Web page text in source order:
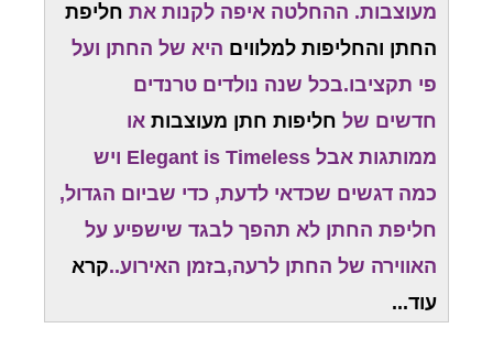
מעוצבות. ההחלטה איפה לקנות את חליפת
החתן והחליפות למלווים היא של החתן ועל
פי תקציבו.בכל שנה נולדים טרנדים
חדשים של חליפות חתן מעוצבות או
ממותגות אבל Elegant is Timeless ויש
כמה דגשים שכדאי לדעת, כדי שביום הגדול,
חליפת החתן לא תהפך לבגד שישפיע על
האווירה של החתן לרעה,בזמן האירוע..קרא
עוד...